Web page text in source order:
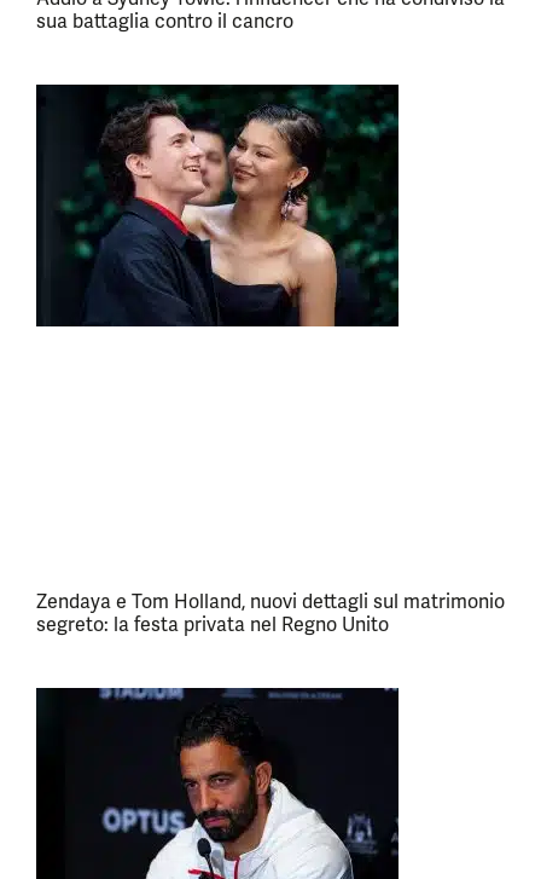
sua battaglia contro il cancro
Zendaya e Tom Holland, nuovi dettagli sul matrimonio
segreto: la festa privata nel Regno Unito